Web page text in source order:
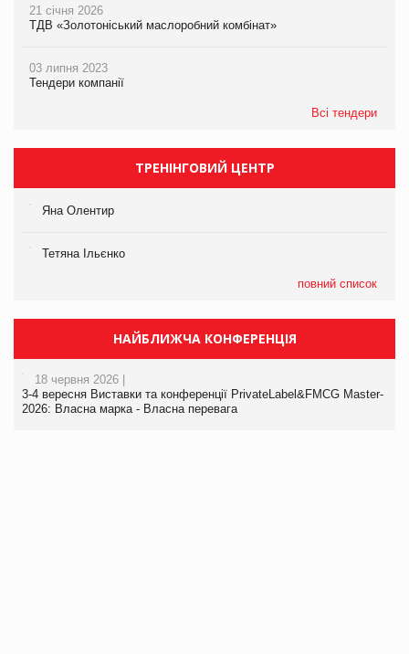
21 січня 2026
ТДВ «Золотоніський маслоробний комбінат»
03 липня 2023
Тендери компанії
Всі тендери
ТРЕНІНГОВИЙ ЦЕНТР
Яна Олентир
Тетяна Ільєнко
повний список
НАЙБЛИЖЧА КОНФЕРЕНЦІЯ
18 червня 2026 |
3-4 вересня Виставки та конференції PrivateLabel&FMCG Master-
2026: Власна марка - Власна перевага